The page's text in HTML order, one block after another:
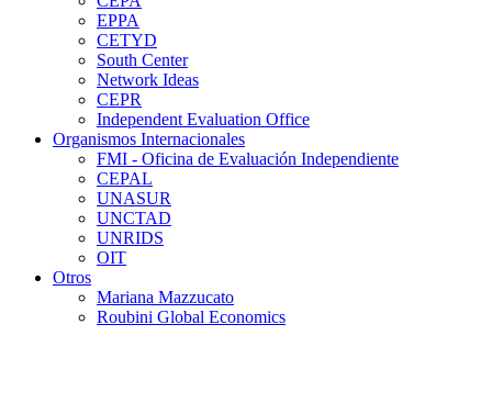
EPPA
CETYD
South Center
Network Ideas
CEPR
Independent Evaluation Office
Organismos Internacionales
FMI - Oficina de Evaluación Independiente
CEPAL
UNASUR
UNCTAD
UNRIDS
OIT
Otros
Mariana Mazzucato
Roubini Global Economics